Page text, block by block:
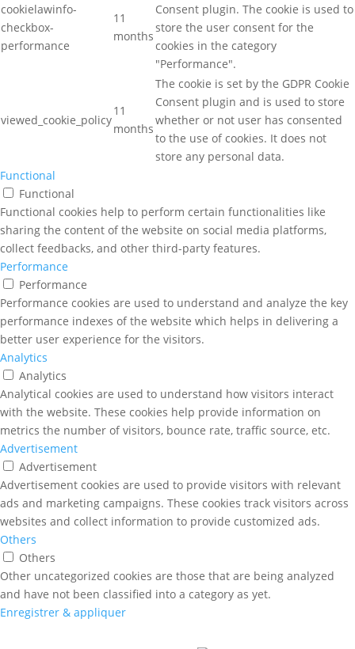
cookielawinfo-
checkbox-
performance
11
months
Consent plugin. The cookie is used to
store the user consent for the
cookies in the category
"Performance".
viewed_cookie_policy
11
months
The cookie is set by the GDPR Cookie
Consent plugin and is used to store
whether or not user has consented
to the use of cookies. It does not
store any personal data.
Functional
Functional
Functional cookies help to perform certain functionalities like
sharing the content of the website on social media platforms,
collect feedbacks, and other third-party features.
Performance
Performance
Performance cookies are used to understand and analyze the key
performance indexes of the website which helps in delivering a
better user experience for the visitors.
Analytics
Analytics
Analytical cookies are used to understand how visitors interact
with the website. These cookies help provide information on
metrics the number of visitors, bounce rate, traffic source, etc.
Advertisement
Advertisement
Advertisement cookies are used to provide visitors with relevant
ads and marketing campaigns. These cookies track visitors across
websites and collect information to provide customized ads.
Others
Others
Other uncategorized cookies are those that are being analyzed
and have not been classified into a category as yet.
Enregistrer & appliquer